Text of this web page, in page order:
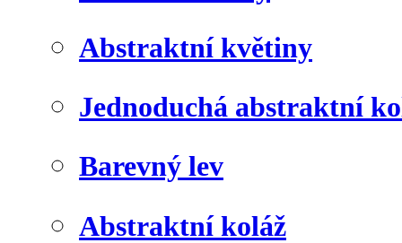
Abstraktní květiny
Jednoduchá abstraktní
Barevný lev
Abstraktní koláž